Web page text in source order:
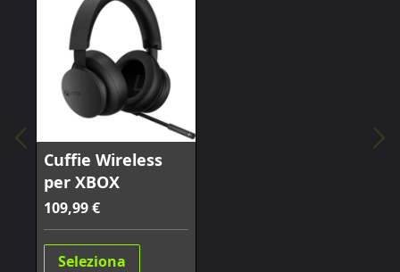
Cuffie Wireless
per XBOX
109,99 €
Seleziona